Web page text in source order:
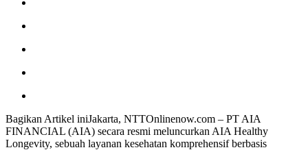
Bagikan Artikel iniJakarta, NTTOnlinenow.com – PT AIA
FINANCIAL (AIA) secara resmi meluncurkan AIA Healthy
Longevity, sebuah layanan kesehatan komprehensif berbasis